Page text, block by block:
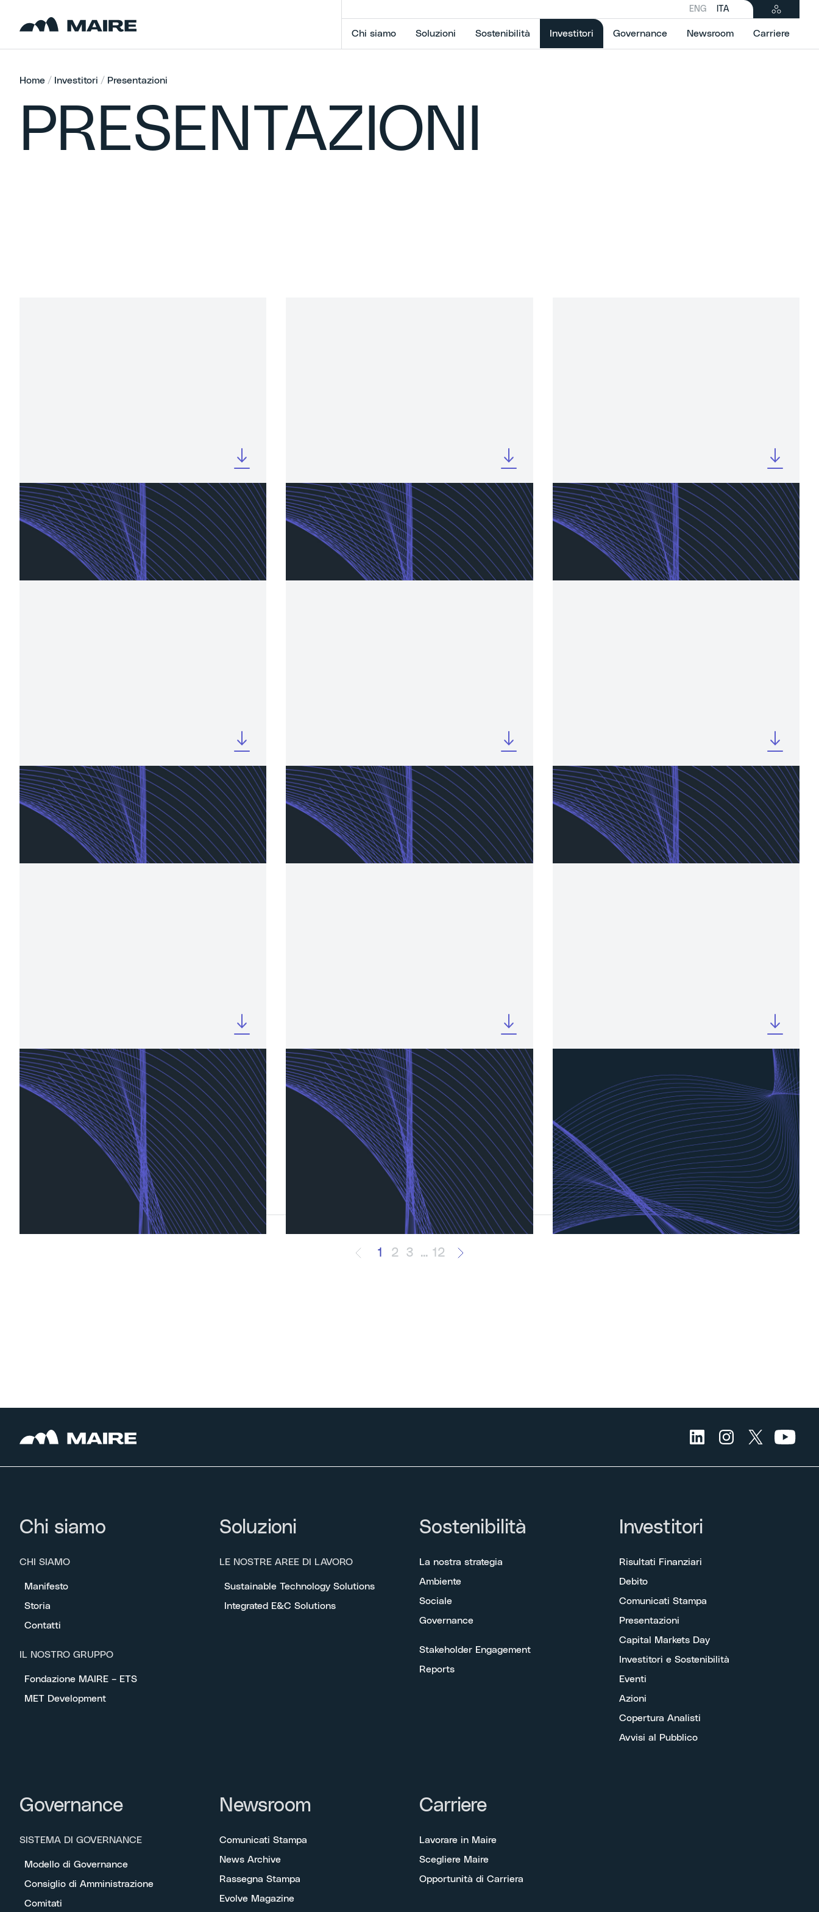
ENG ITA
Chi siamo Soluzioni Sostenibilità Investitori Selected item
Governance Newsroom Carriere
Home / Investitori / Presentazioni
PRESENTAZIONI
MAY 2026
Company Profile Q1 2026
MARCH 2026
Company Profile FY 2025
NOVEMBER 2025
Company Profile 9M 2025
(November update)
OCTOBER 2025
Company Profile 9M 2025 - Short
version
OCTOBER 2025
Company Profile 9M 2025
AUGUST 2025
Company Profile H1 2025
MAY 2025
Company Profile Q1 2025
MARCH 2025
Company Profile FY 2024
Intesa Sanpaolo Italian Excellences
Conference
1 2 3 ... 12
Chi siamo
CHI SIAMO
Manifesto
Storia
Contatti
IL NOSTRO GRUPPO
Fondazione MAIRE – ETS
MET Development
Soluzioni
LE NOSTRE AREE DI LAVORO
Sustainable Technology Solutions
Integrated E&C Solutions
Sostenibilità
La nostra strategia
Ambiente
Sociale
Governance
Stakeholder Engagement
Reports
Investitori
Risultati Finanziari
Debito
Comunicati Stampa
Presentazioni
Capital Markets Day
Investitori e Sostenibilità
Eventi
Azioni
Copertura Analisti
Avvisi al Pubblico
Governance
SISTEMA DI GOVERNANCE
Modello di Governance
Consiglio di Amministrazione
Comitati
Newsroom
Comunicati Stampa
News Archive
Rassegna Stampa
Evolve Magazine
Carriere
Lavorare in Maire
Scegliere Maire
Opportunità di Carriera